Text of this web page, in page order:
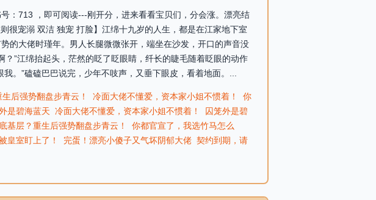
：713 ，即可阅读---刚开分，进来看看宝贝们，分会涨。漂亮结
很宠溺 双洁 独宠 打脸】江绵十九岁的人生，都是在江家地下室
的大佬时瑾年。男人长腿微微张开，端坐在沙发，开口的声音没
”江绵抬起头，茫然的眨了眨眼睛，纤长的睫毛随着眨眼的动作
”磕磕巴巴说完，少年不吱声，又垂下眼皮，看着地面。...
后强势翻盘步青云！ 冷面大佬不懂爱，资本家小姐不惯着！
你
是碧海蓝天 冷面大佬不懂爱，资本家小姐不惯着！
囚笼外是碧
基层？重生后强势翻盘步青云！
你都官宣了，我选竹马怎么
皇室盯上了！ 完蛋！漂亮小傻子又气坏阴郁大佬 契约到期，请